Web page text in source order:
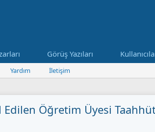
Görüş Yazıları
Yardım
İletişim
Edilen Öğretim Üyesi